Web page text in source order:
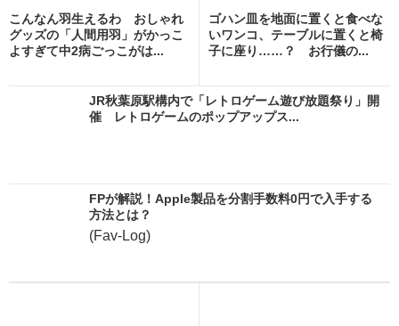
こんなん羽生えるわ おしゃれ
グッズの「人間用羽」がかっこ
よすぎて中2病ごっこがは...
ゴハン皿を地面に置くと食べな
いワンコ、テーブルに置くと椅
子に座り……？ お行儀の...
JR秋葉原駅構内で「レトロゲーム遊び放題祭り」開
催 レトロゲームのポップアップス...
FPが解説！Apple製品を分割手数料0円で入手する
方法とは？
(Fav-Log)